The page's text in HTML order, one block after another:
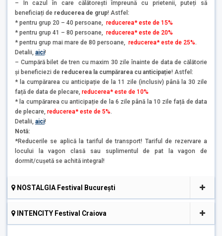
– În cazul în care călătorești împreună cu prietenii, puteți să
beneficiați de reducerea de grup! Astfel:
* pentru grup 20 – 40 persoane, reducerea* este de 15%
* pentru grup 41 – 80 persoane, reducerea* este de 20%
* pentru grup mai mare de 80 persoane, reducerea* este de 25%.
Detalii, aici!
– Cumpără bilet de tren cu maxim 30 zile înainte de data de călătorie
și beneficiezi de reducerea la cumpărarea cu anticipație! Astfel:
* la cumpărarea cu anticipație de la 11 zile (inclusiv) până la 30 zile
față de data de plecare, reducerea* este de 10%
* la cumpărarea cu anticipație de la 6 zile până la 10 zile față de data
de plecare, reducerea* este de 5%.
Detalii, aici!
Notă:
*Reducerile se aplică la tariful de transport! Tariful de rezervare a
locului la vagon clasă sau suplimentul de pat la vagon de
dormit/cușetă se achită integral!
NOSTALGIA Festival București
INTENCITY Festival Craiova